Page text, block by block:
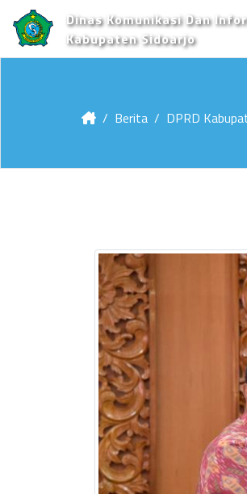
Dinas Komunikasi Dan
Kabupaten Sidoarjo
Berita DPRD